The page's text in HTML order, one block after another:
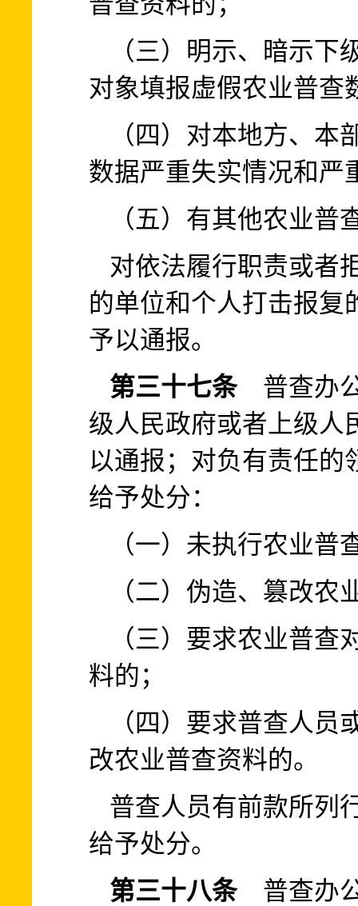
（三）明示、暗示下
对象填报虚假农业普查
（四）对本地方、本
数据严重失实情况和严
（五）有其他农业普
对依法履行职责或者
的单位和个人打击报复
予以通报。
第三十七条普查办公
级人民政府或者上级人
以通报；对负有责任的
给予处分：
（一）未执行农业普
（二）伪造、篡改农
（三）要求农业普查
料的；
（四）要求普查人员
改农业普查资料的。
普查人员有前款所列
给予处分。
第三十八条普查办公